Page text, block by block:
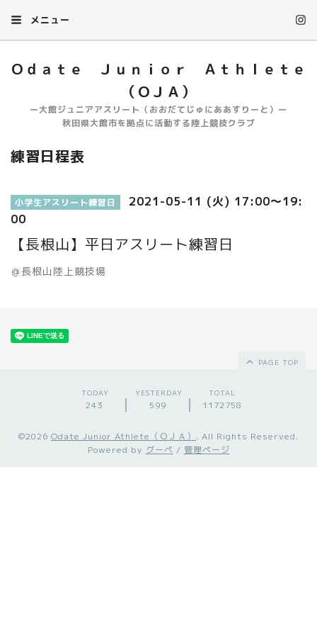
メニュー
Ｏｄａｔｅ Ｊｕｎｉｏｒ Ａｔｈｌｅｔｅ
（ＯＪＡ）
ー大館ジュニアアスリート（おおだてじゅにああすりーと）ー
秋田県大館市を拠点に活動する陸上競技クラブ
練習日程表
小学生アスリート練習日
2021-05-11 (火) 17:00～19:
00
【長根山】平日アスリート練習日
＠長根山陸上競技場
PAGE TOP
TODAY
243
YESTERDAY
599
TOTAL
1172758
©2026 Odate Junior Athlete（ＯＪＡ） . All Rights Reserved.
Powered by グーペ / 管理ページ